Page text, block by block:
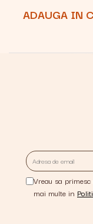
ADAUGA IN
Vreau sa
mai multe in